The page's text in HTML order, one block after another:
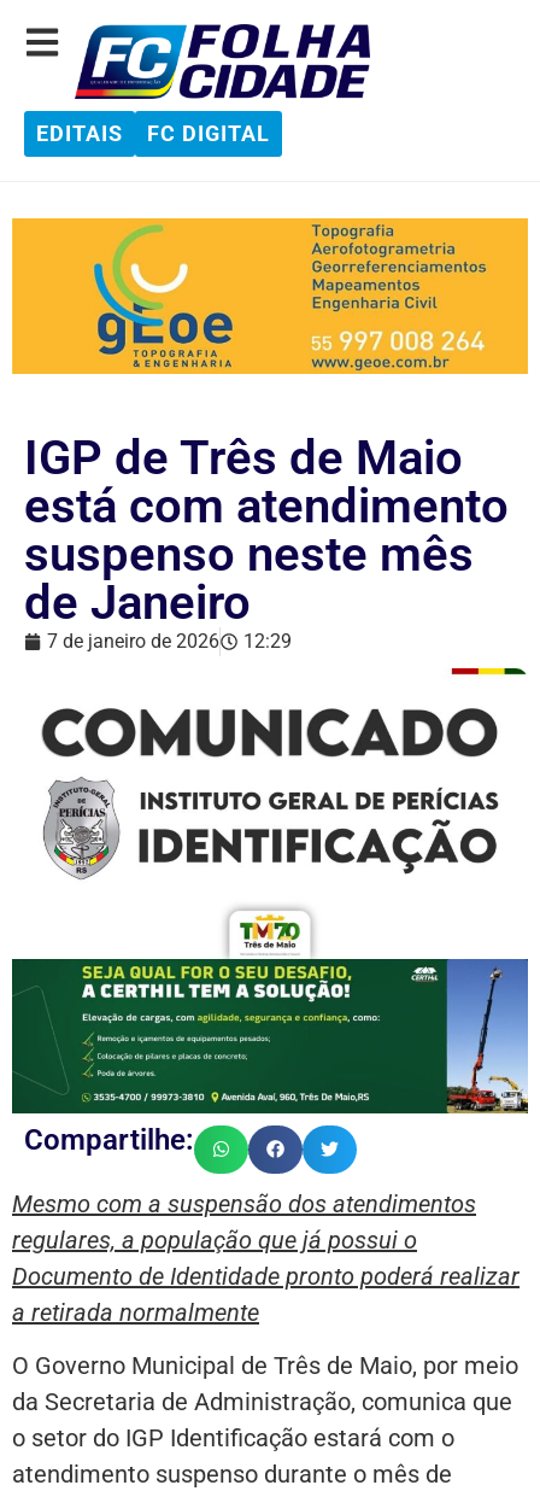
EDITAIS FC DIGITAL
IGP de Três de Maio
está com atendimento
suspenso neste mês
de Janeiro
7 de janeiro de 2026 12:29
Compartilhe:
Mesmo com a suspensão dos atendimentos
regulares, a população que já possui o
Documento de Identidade pronto poderá realizar
a retirada normalmente
O Governo Municipal de Três de Maio, por meio
da Secretaria de Administração, comunica que
o setor do IGP Identificação estará com o
atendimento suspenso durante o mês de